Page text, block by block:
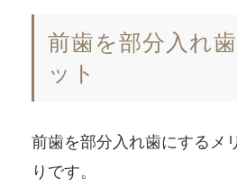
前歯を部分入れ
ット
前歯を部分入れ歯にするメ
りです。